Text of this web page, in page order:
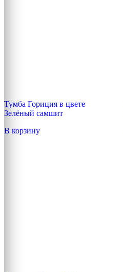
Тумба Гориция в цвете
Зелёный самшит
В корзину